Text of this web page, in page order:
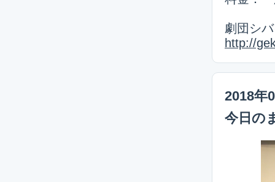
劇団シ
http://
2018年
今日の